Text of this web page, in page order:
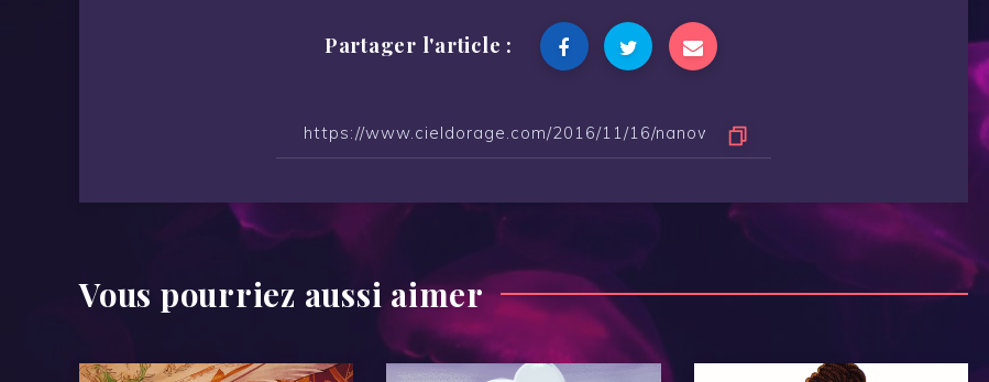
Partager l'article :
Vous pourriez aussi aimer